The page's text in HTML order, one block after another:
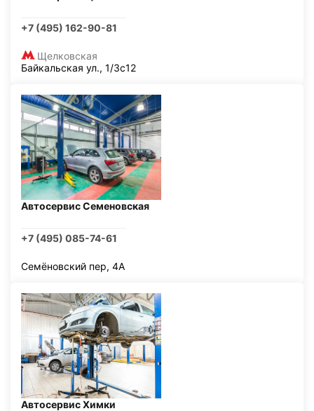
+7 (495) 162-90-81
Щелковская
Байкальская ул., 1/3с12
Автосервис Семеновская
+7 (495) 085-74-61
Семёновский пер, 4А
Автосервис Химки